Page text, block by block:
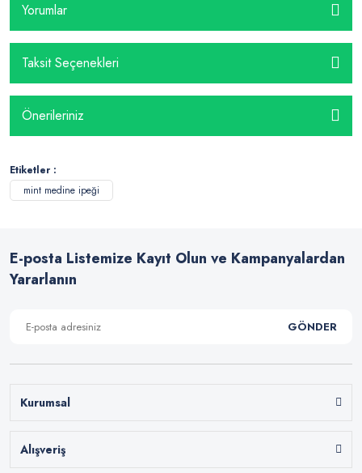
Yorumlar
Taksit Seçenekleri
Önerileriniz
Etiketler :
mint medine ipeği
E-posta Listemize Kayıt Olun ve Kampanyalardan
Yararlanın
GÖNDER
Kurumsal
Alışveriş